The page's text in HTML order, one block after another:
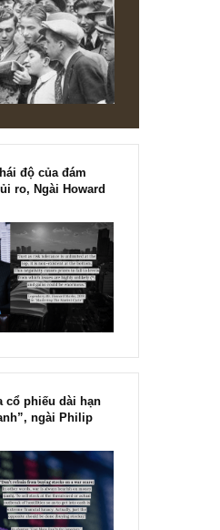
thái độ của đám
rủi ro, Ngài Howard
cổ phiếu dài hạn
tranh”, ngài Philip